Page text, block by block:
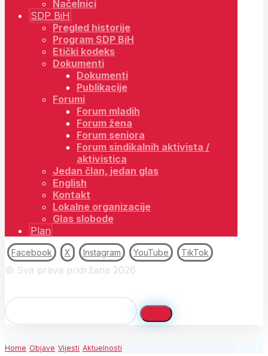
Načelnici
SDP BiH
Pregled historije
Program SDP BiH
Etički kodeks
Dokumenti
Dokumenti
Publikacije
Forumi
Forum mladih
Forum žena
Forum seniora
Forum sindikalnih aktivista /
aktivistica
Jedan član, jedan glas
English
Kontakt
Lokalne organizacije
Glas slobode
Plan
Facebook X Instagram YouTube TikTok
© Sva prava pridržana 2026
Home Objave Vijesti Aktuelnosti